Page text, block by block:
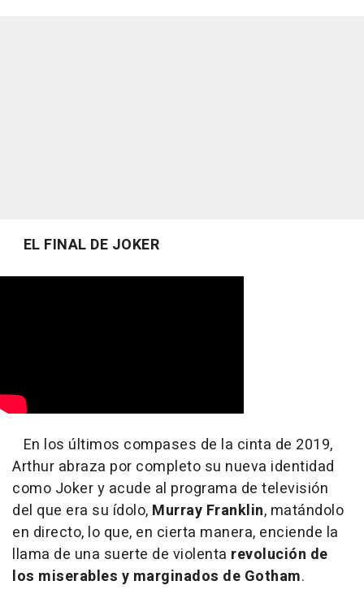
EL FINAL DE JOKER
En los últimos compases de la cinta de 2019,
Arthur abraza por completo su nueva identidad
como Joker y acude al programa de televisión
del que era su ídolo, Murray Franklin, matándolo
en directo, lo que, en cierta manera, enciende la
llama de una suerte de violenta revolución de
los miserables y marginados de Gotham.